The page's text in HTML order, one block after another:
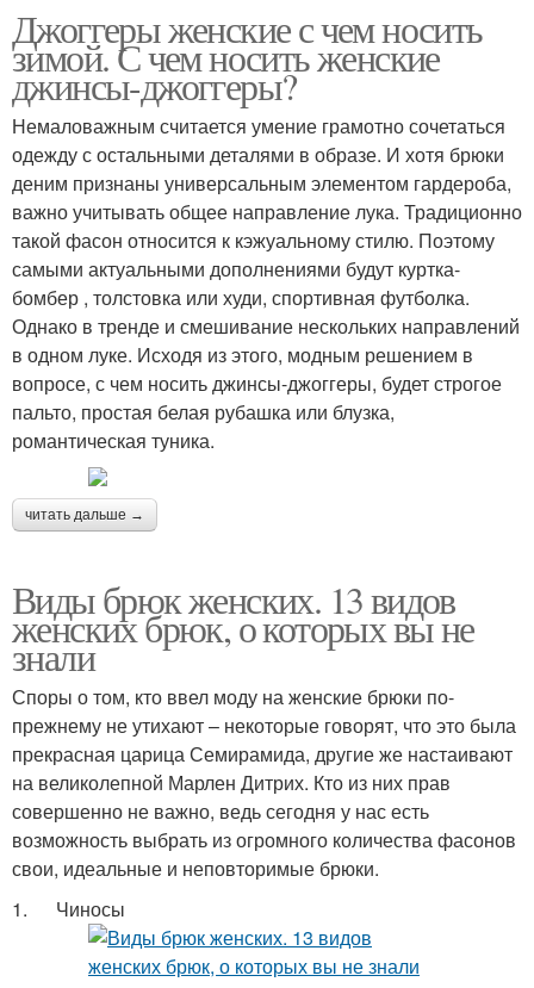
Джоггеры женские с чем носить
зимой. С чем носить женские
джинсы-джоггеры?
Немаловажным считается умение грамотно сочетаться
одежду с остальными деталями в образе. И хотя брюки
деним признаны универсальным элементом гардероба,
важно учитывать общее направление лука. Традиционно
такой фасон относится к кэжуальному стилю. Поэтому
самыми актуальными дополнениями будут куртка-
бомбер , толстовка или худи, спортивная футболка.
Однако в тренде и смешивание нескольких направлений
в одном луке. Исходя из этого, модным решением в
вопросе, с чем носить джинсы-джоггеры, будет строгое
пальто, простая белая рубашка или блузка,
романтическая туника.
читать дальше →
Виды брюк женских. 13 видов
женских брюк, о которых вы не
знали
Споры о том, кто ввел моду на женские брюки по-
прежнему не утихают – некоторые говорят, что это была
прекрасная царица Семирамида, другие же настаивают
на великолепной Марлен Дитрих. Кто из них прав
совершенно не важно, ведь сегодня у нас есть
возможность выбрать из огромного количества фасонов
свои, идеальные и неповторимые брюки.
1. Чиносы